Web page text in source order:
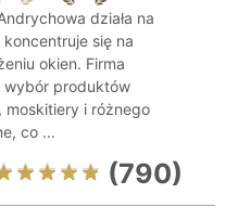
działa na
się na
okien. Firma
wybór produktów
i różnego
co ...
(790)